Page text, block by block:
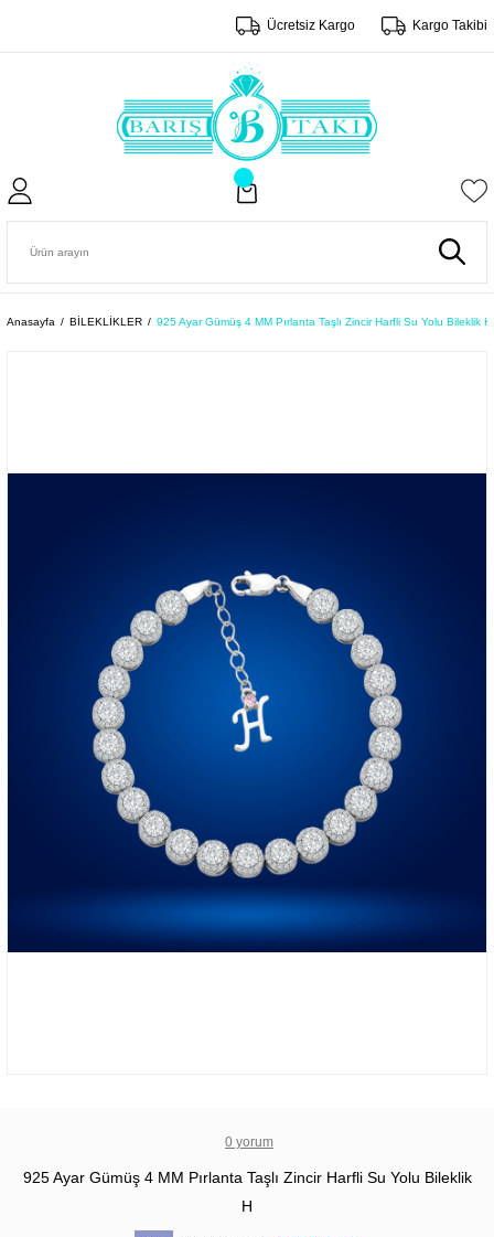
Ücretsiz Kargo Kargo Takibi
Anasayfa BİLEKLİKLER 925 Ayar Gümüş 4 MM Pırlanta Taşlı Zincir Harfli Su Yolu Bileklik H
0 yorum
925 Ayar Gümüş 4 MM Pırlanta Taşlı Zincir Harfli Su Yolu Bileklik
H